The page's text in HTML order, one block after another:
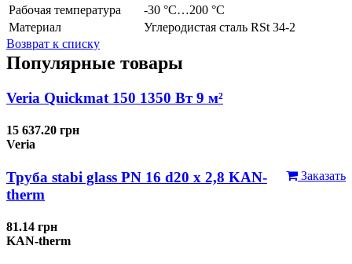
Рабочая температура
-30 °C…200 °C
Материал
Углеродистая сталь RSt 34-2
Возврат к списку
Популярные товары
Veria Quickmat 150 1350 Вт 9 м²
15 637.20 грн
Veria
Заказать
Труба stabi glass PN 16 d20 х 2,8 KAN-
therm
81.14 грн
KAN-therm